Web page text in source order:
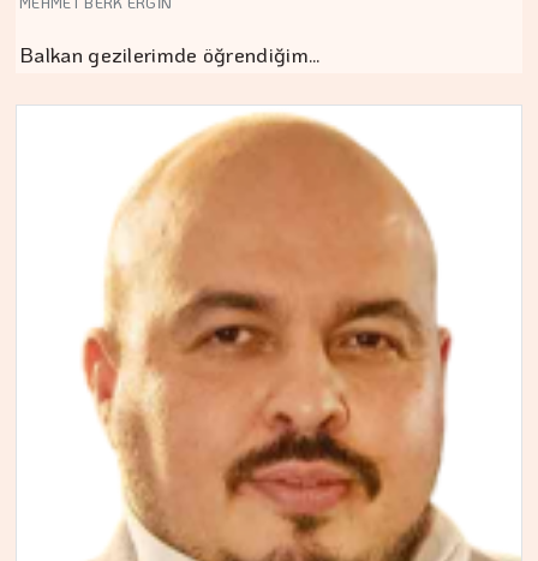
Balkan gezilerimde öğrendiğim…